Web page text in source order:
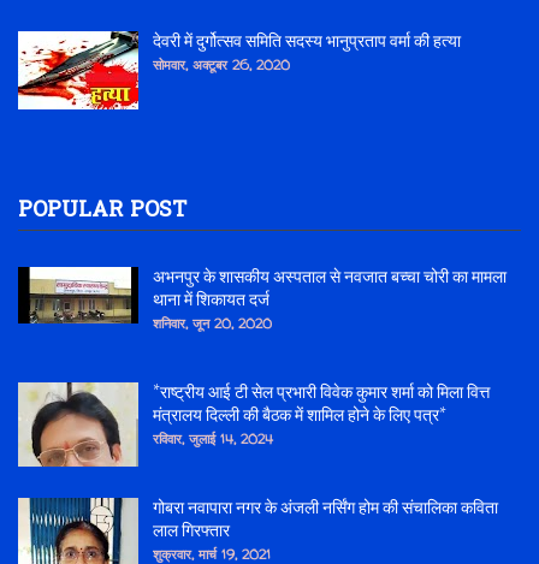
देवरी में दुर्गोत्सव समिति सदस्य भानुप्रताप वर्मा की हत्या
सोमवार, अक्टूबर 26, 2020
POPULAR POST
अभनपुर के शासकीय अस्पताल से नवजात बच्चा चोरी का मामला
थाना में शिकायत दर्ज
शनिवार, जून 20, 2020
*राष्ट्रीय आई टी सेल प्रभारी विवेक कुमार शर्मा को मिला वित्त
मंत्रालय दिल्ली की बैठक में शामिल होने के लिए पत्र*
रविवार, जुलाई 14, 2024
गोबरा नवापारा नगर के अंजली नर्सिंग होम की संचालिका कविता
लाल गिरफ्तार
शुक्रवार, मार्च 19, 2021